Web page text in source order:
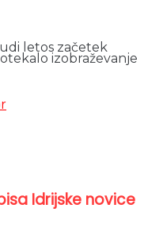
letos začetek
izobraževanje
Idrijske novice